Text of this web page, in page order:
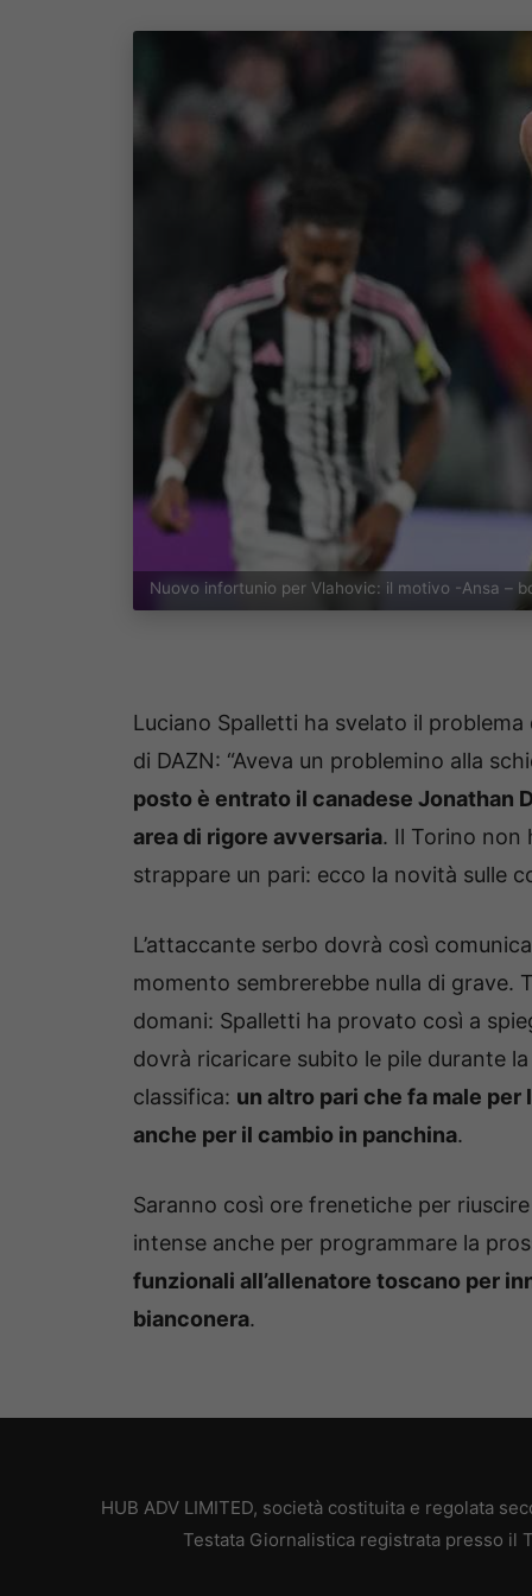
Nuovo infortunio per Vlahovic: il motivo -Ansa –
Luciano Spalletti ha svelato il
di DAZN: “Aveva un problemino alla
posto è entrato il canadese Jonathan
area di rigore avversaria. Il Torino non
strappare un pari: ecco la novità sulle
L’attaccante serbo dovrà così
momento sembrerebbe nulla di grave.
domani: Spalletti ha provato così a
dovrà ricaricare subito le pile durante
classifica: un altro pari che fa male
anche per il cambio in panchina.
Saranno così ore frenetiche per
intense anche per programmare la
funzionali all’allenatore toscano per
bianconera.
HUB ADV LIMITED, società costituita e regolata
Testata Giornalistica registrata presso il